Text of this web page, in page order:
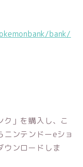
bank/
」を購入し、こ
ンテンドーeショ
ウンロードしま